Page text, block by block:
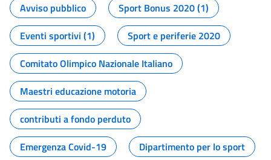
Avviso pubblico
Sport Bonus 2020 (1)
Eventi sportivi (1)
Sport e periferie 2020
Comitato Olimpico Nazionale Italiano
Maestri educazione motoria
contributi a fondo perduto
Emergenza Covid-19
Dipartimento per lo sport